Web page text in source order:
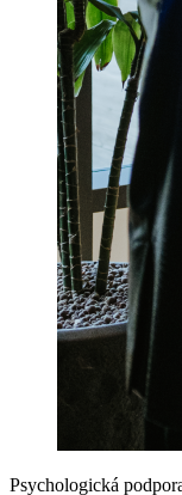
Psychologická